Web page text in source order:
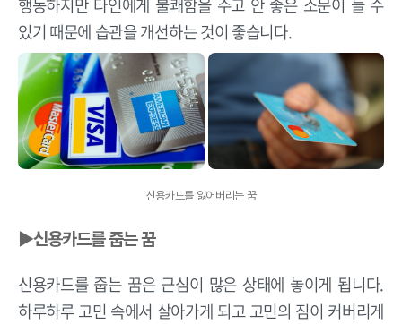
있기 때문에 습관을 개선하는 것이 좋습니다.
신용카드를 잃어버리는 꿈
▶신용카드를 줍는 꿈
신용카드를 줍는 꿈은 근심이 많은 상태에 놓이게 됩니다.
하루하루 고민 속에서 살아가게 되고 고민의 짐이 커버리게